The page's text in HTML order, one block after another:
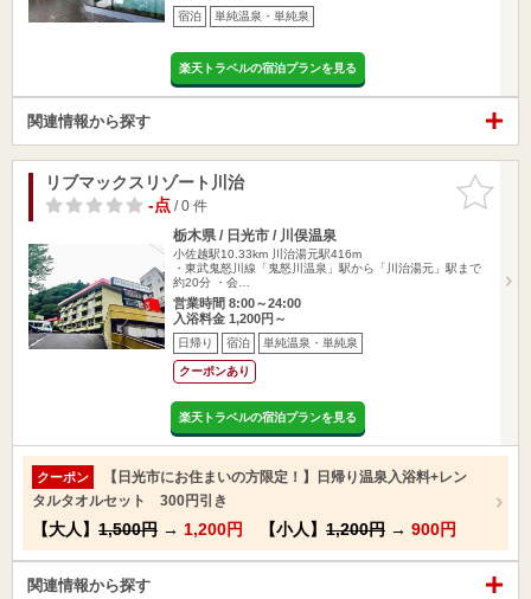
宿泊 単純温泉・単純泉
楽天トラベルの宿泊プランを見る
関連情報から探す
お気に入
りに追加
リブマックスリゾート川治
-点/ 0 件
栃木県 / 日光市 / 川俣温泉
小佐越駅10.33km
川治湯元駅416m
・東武鬼怒川線「鬼怒川温泉」駅から「川治湯元」駅まで
約20分 ・会…
営業時間 8:00～24:00
入浴料金 1,200円～
日帰り 宿泊 単純温泉・単純泉
クーポンあり
楽天トラベルの宿泊プランを見る
クーポン
【日光市にお住まいの方限定！】日帰り温泉入浴料+レン
タルタオルセット 300円引き
【大人】 1,500円 → 1,200円 【小人】 1,200円 → 900円
関連情報から探す